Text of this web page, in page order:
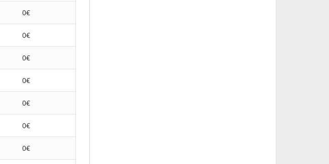
0€
0€
0€
0€
0€
0€
0€